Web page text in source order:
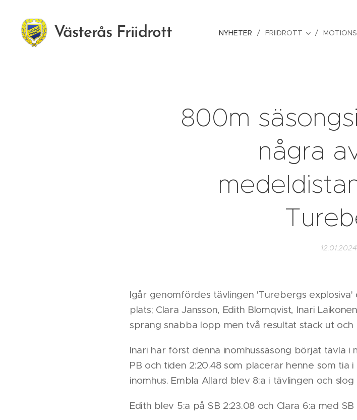
Västerås Friidrott NYHETER FRIIDROTT
800m
några
12.01.2024
Igår genomfördes tävlingen 'Turebergs
plats; Clara Jansson, Edith Blomqvist, Inari
sprang snabba lopp men två resultat stack ut
Inari har först denna inomhussäsong börjat tävla i
PB och tiden 2:20.48 som placerar henne som
inomhus. Embla Allard blev 8:a i tävlingen och
Edith blev 5:a på SB 2:23.08 och Clara 6:a med SB